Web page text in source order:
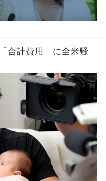
合計費用」に全米騒